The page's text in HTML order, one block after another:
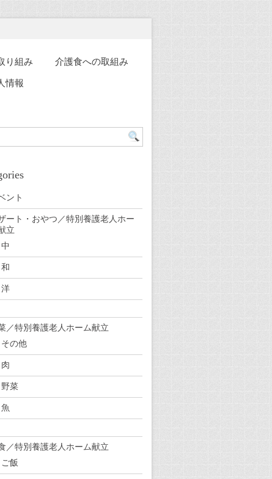
り組み 介護食への取組み
情報
ント
ート・おやつ／特別養護老人ホー
立
中
和
洋
／特別養護老人ホーム献立
その他
肉
野菜
魚
／特別養護老人ホーム献立
ご飯